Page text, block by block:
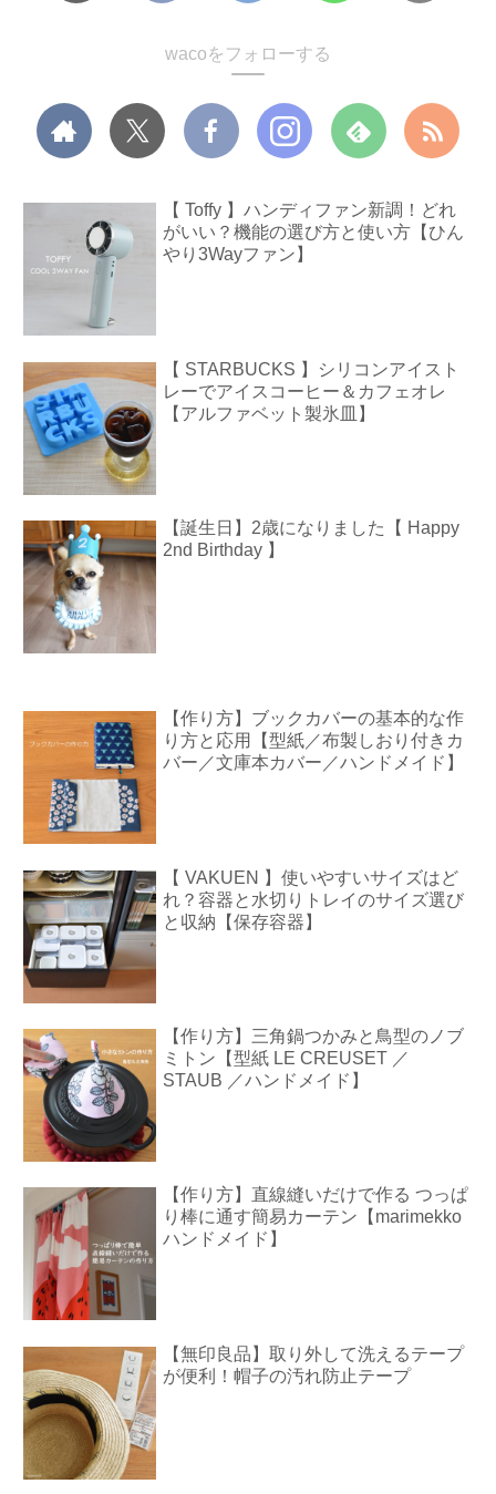
wacoをフォローする
【 Toffy 】ハンディファン新調！どれ
がいい？機能の選び方と使い方【ひん
やり3Wayファン】
【 STARBUCKS 】シリコンアイスト
レーでアイスコーヒー＆カフェオレ
【アルファベット製氷皿】
【誕生日】2歳になりました【 Happy
2nd Birthday 】
【作り方】ブックカバーの基本的な作
り方と応用【型紙／布製しおり付きカ
バー／文庫本カバー／ハンドメイド】
【 VAKUEN 】使いやすいサイズはど
れ？容器と水切りトレイのサイズ選び
と収納【保存容器】
【作り方】三角鍋つかみと鳥型のノブ
ミトン【型紙 LE CREUSET ／
STAUB ／ハンドメイド】
【作り方】直線縫いだけで作る つっぱ
り棒に通す簡易カーテン【marimekko
ハンドメイド】
【無印良品】取り外して洗えるテープ
が便利！帽子の汚れ防止テープ